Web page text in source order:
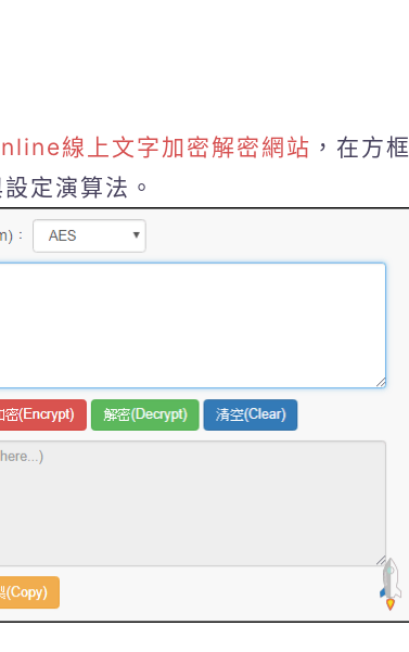
線上文字加密解密網站 ，在方框
定演算法。